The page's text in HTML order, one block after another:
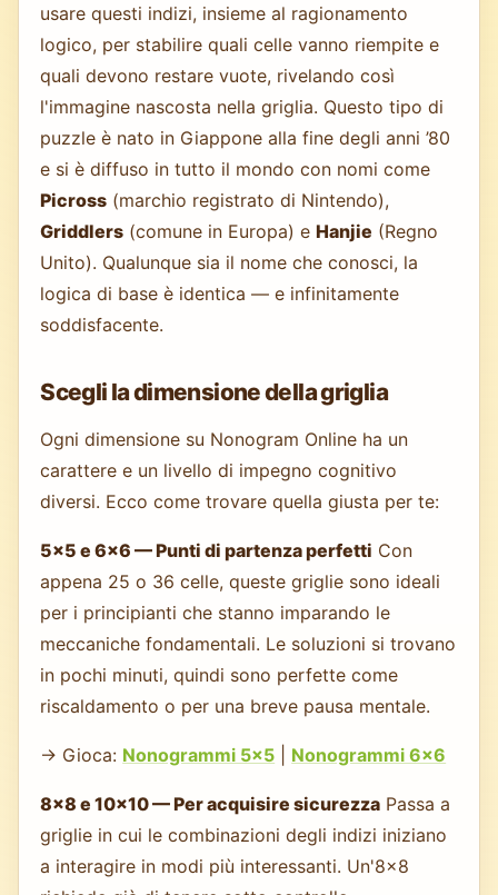
usare questi indizi, insieme al ragionamento
logico, per stabilire quali celle vanno riempite e
quali devono restare vuote, rivelando così
l'immagine nascosta nella griglia. Questo tipo di
puzzle è nato in Giappone alla fine degli anni ’80
e si è diffuso in tutto il mondo con nomi come
Picross (marchio registrato di Nintendo),
Griddlers (comune in Europa) eHanjie (Regno
Unito). Qualunque sia il nome che conosci, la
logica di base è identica — e infinitamente
soddisfacente.
Scegli la dimensione della griglia
Ogni dimensione su Nonogram Online ha un
carattere e un livello di impegno cognitivo
diversi. Ecco come trovare quella giusta per te:
5×5 e 6×6 — Punti di partenza perfetti Con
appena 25 o 36 celle, queste griglie sono ideali
per i principianti che stanno imparando le
meccaniche fondamentali. Le soluzioni si trovano
in pochi minuti, quindi sono perfette come
riscaldamento o per una breve pausa mentale.
→ Gioca: Nonogrammi 5×5 Nonogrammi 6×6
8×8 e 10×10 — Per acquisire sicurezza Passa a
griglie in cui le combinazioni degli indizi iniziano
a interagire in modi più interessanti. Un'8×8